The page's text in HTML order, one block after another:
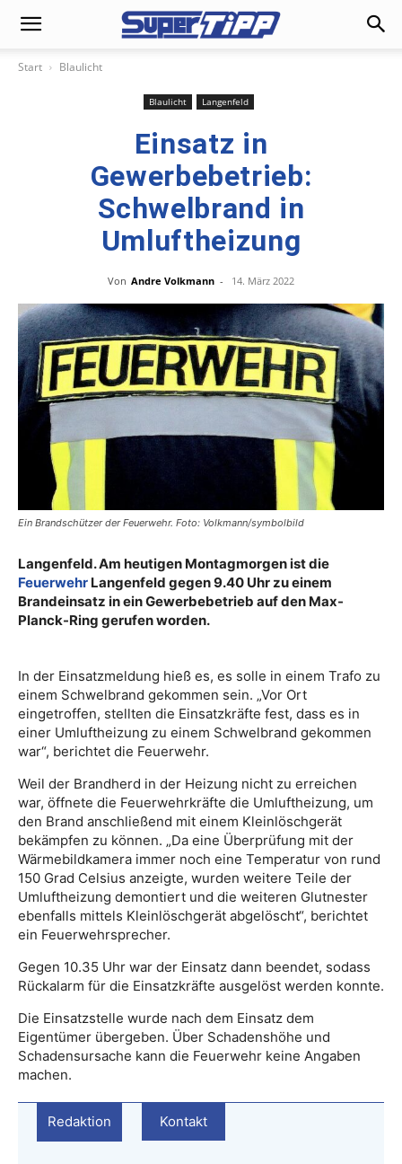
Start Blaulicht
Blaulicht Langenfeld
Einsatz in
Gewerbebetrieb:
Schwelbrand in
Umluftheizung
Von Andre Volkmann - 14. März 2022
Ein Brandschützer der Feuerwehr. Foto: Volkmann/symbolbild
Langenfeld. Am heutigen Montagmorgen ist die
Feuerwehr Langenfeld gegen 9.40 Uhr zu einem
Brandeinsatz in ein Gewerbebetrieb auf den Max-
Planck-Ring gerufen worden.
In der Einsatzmeldung hieß es, es solle in einem Trafo zu
einem Schwelbrand gekommen sein. „Vor Ort
eingetroffen, stellten die Einsatzkräfte fest, dass es in
einer Umluftheizung zu einem Schwelbrand gekommen
war“, berichtet die Feuerwehr.
Weil der Brandherd in der Heizung nicht zu erreichen
war, öffnete die Feuerwehrkräfte die Umluftheizung, um
den Brand anschließend mit einem Kleinlöschgerät
bekämpfen zu können. „Da eine Überprüfung mit der
Wärmebildkamera immer noch eine Temperatur von rund
150 Grad Celsius anzeigte, wurden weitere Teile der
Umluftheizung demontiert und die weiteren Glutnester
ebenfalls mittels Kleinlöschgerät abgelöscht“, berichtet
ein Feuerwehrsprecher.
Gegen 10.35 Uhr war der Einsatz dann beendet, sodass
Rückalarm für die Einsatzkräfte ausgelöst werden konnte.
Die Einsatzstelle wurde nach dem Einsatz dem
Eigentümer übergeben. Über Schadenshöhe und
Schadensursache kann die Feuerwehr keine Angaben
machen.
Redaktion Kontakt